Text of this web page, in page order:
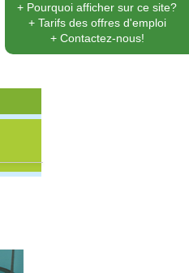
+ Pourquoi afficher sur ce site?
+ Tarifs des offres d'emploi
+ Contactez-nous!